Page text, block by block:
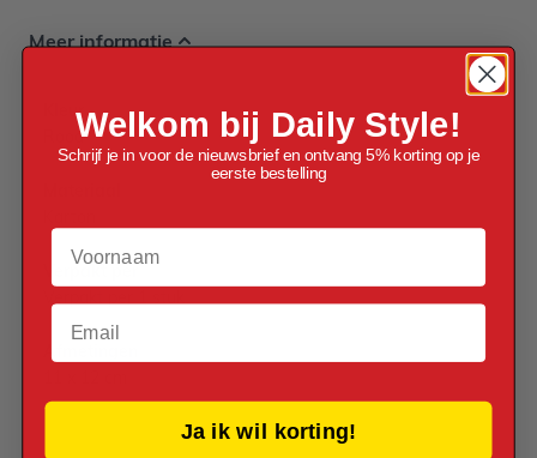
Meer informatie
Kleur
Rood
Verpakt per
Welkom bij Daily Style!
Schrijf je in voor de nieuwsbrief en ontvang 5% korting op je
eerste bestelling
Voornaam
Email
Ja ik wil korting!